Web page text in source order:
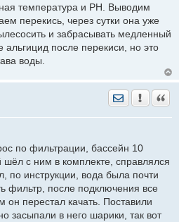
температура и PH. Выводим
перекись, через сутки она уже
и забрасывать медленный
после перекиси, но это
воды.
Отправить
по фильтрации, бассейн 10
шёл с ним в комплекте, справлялся
по инструкции, вода была почти
фильтр, после подключения все
перестал качать. Поставили
засыпали в него шарики, так вот